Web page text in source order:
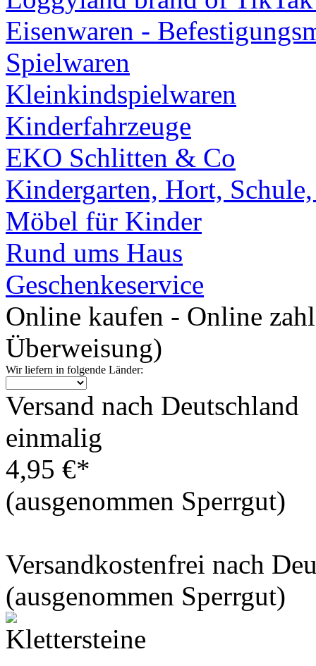
Eisenwaren -
Spielwaren
Kleinkindspielwaren
Kinderfahrzeuge
EKO Schlitten & Co
Kindergarten, Hort,
Möbel für Kinder
Rund ums Haus
Geschenkeservice
Online kaufen - Online
Überweisung)
Wir liefern in folgende Länder:
Versand nach Deutschland
einmalig
4,95 €*
(ausgenommen Sperrgut)
Versandkostenfrei nach
(ausgenommen Sperrgut)